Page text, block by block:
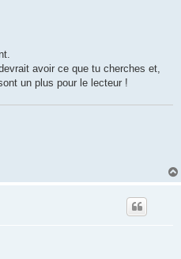
avoir ce que tu cherches et,
un plus pour le lecteur !